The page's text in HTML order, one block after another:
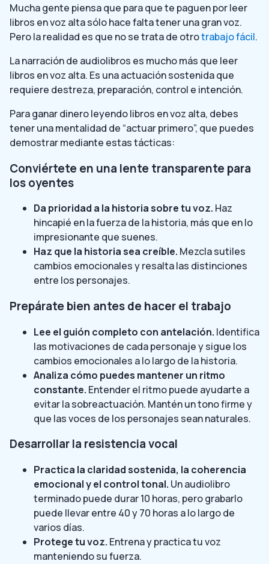
Mucha gente piensa que para que te paguen por leer
libros en voz alta sólo hace falta tener una gran voz.
Pero la realidad es que no se trata de otrotrabajo fácil.
La narración de audiolibros es mucho más que leer
libros en voz alta. Es una actuación sostenida que
requiere destreza, preparación, control e intención.
Para ganar dinero leyendo libros en voz alta, debes
tener una mentalidad de “actuar primero”, que puedes
demostrar mediante estas tácticas:
Conviértete en una lente transparente para
los oyentes
Da prioridad a la historia sobre tu voz. Haz
hincapié en la fuerza de la historia, más que en lo
impresionante que suenes.
Haz que la historia sea creíble. Mezcla sutiles
cambios emocionales y resalta las distinciones
entre los personajes.
Prepárate bien antes de hacer el trabajo
Lee el guión completo con antelación. Identifica
las motivaciones de cada personaje y sigue los
cambios emocionales a lo largo de la historia.
Analiza cómo puedes mantener un ritmo
constante. Entender el ritmo puede ayudarte a
evitar la sobreactuación. Mantén un tono firme y
que las voces de los personajes sean naturales.
Desarrollar la resistencia vocal
Practica la claridad sostenida, la coherencia
emocional y el control tonal. Un audiolibro
terminado puede durar 10 horas, pero grabarlo
puede llevar entre 40 y 70 horas a lo largo de
varios días.
Protege tu voz. Entrena y practica tu voz
manteniendo su fuerza.